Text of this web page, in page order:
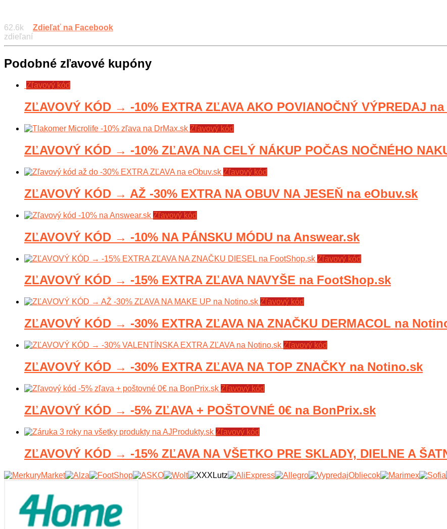
62.6k
zdieľaní
Zdieľať na Facebook
Podobné zľavové kupóny
Zľavový kód
ZĽAVOVÝ KÓD → -10% EXTRA ZĽAVA AKO POVIANOČNÝ VÝPREDAJ
Zľavový kód
ZĽAVOVÝ KÓD → -10% ZĽAVA NA CELÝ NÁKUP POČAS NOČNÉHO
Zľavový kód
ZĽAVOVÝ KÓD → AŽ -30% EXTRA NA OBUV NA JESEŇ na eObuv.sk
Zľavový kód
ZĽAVOVÝ KÓD → -10% NA PÁNSKU MÓDU na Answear.sk
Zľavový kód
ZĽAVOVÝ KÓD → -15% EXTRA ZĽAVA NAVYŠE na FootShop.sk
Zľavový kód
ZĽAVOVÝ KÓD → -30% EXTRA ZĽAVA NA ZNAČKU DERMACOL na
Zľavový kód
ZĽAVOVÝ KÓD → -30% EXTRA ZĽAVA NA TOP ZNAČKY na Notino.sk
Zľavový kód
ZĽAVOVÝ KÓD → -5% ZĽAVA + POŠTOVNÉ 0€ na BonPrix.sk
Zľavový kód
ZĽAVOVÝ KÓD → -15% ZĽAVA NA VŠETKO PRE SKLADY, DIELNE A